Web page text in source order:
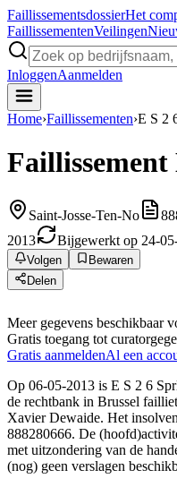
FaillissementsdossierHet
FaillissementenVeilingen
InloggenAanmelden
Home›Faillissementen›E S 2
Faillissement
Saint-Josse-Ten-No
2013
Bijgewerkt op 24-
Volgen
Bewaren
Delen
Meer gegevens beschikbaar
Gratis toegang tot
Gratis aanmeldenAl een
Op 06-05-2013 is E S 2 6
de rechtbank in Brussel
Xavier Dewaide. Het
888280666. De
met uitzondering van de
(nog) geen verslagen